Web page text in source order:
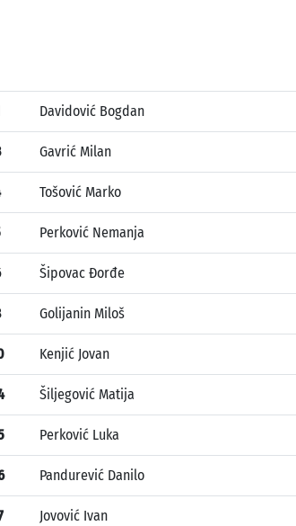
Davidović Bogdan
Gavrić Milan
Tošović Marko
Perković Nemanja
Šipovac Đorđe
Golijanin Miloš
Kenjić Jovan
Šiljegović Matija
Perković Luka
Pandurević Danilo
Jovović Ivan